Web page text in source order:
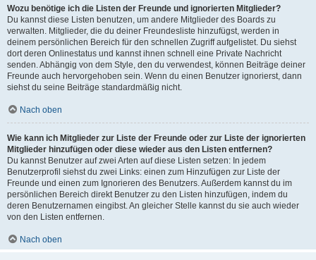
Wozu benötige ich die Listen der Freunde und ignorierten Mitglieder?
Du kannst diese Listen benutzen, um andere Mitglieder des Boards zu
verwalten. Mitglieder, die du deiner Freundesliste hinzufügst, werden in
deinem persönlichen Bereich für den schnellen Zugriff aufgelistet. Du siehst
dort deren Onlinestatus und kannst ihnen schnell eine Private Nachricht
senden. Abhängig von dem Style, den du verwendest, können Beiträge deiner
Freunde auch hervorgehoben sein. Wenn du einen Benutzer ignorierst, dann
siehst du seine Beiträge standardmäßig nicht.
Nach oben
Wie kann ich Mitglieder zur Liste der Freunde oder zur Liste der ignorierten
Mitglieder hinzufügen oder diese wieder aus den Listen entfernen?
Du kannst Benutzer auf zwei Arten auf diese Listen setzen: In jedem
Benutzerprofil siehst du zwei Links: einen zum Hinzufügen zur Liste der
Freunde und einen zum Ignorieren des Benutzers. Außerdem kannst du im
persönlichen Bereich direkt Benutzer zu den Listen hinzufügen, indem du
deren Benutzernamen eingibst. An gleicher Stelle kannst du sie auch wieder
von den Listen entfernen.
Nach oben